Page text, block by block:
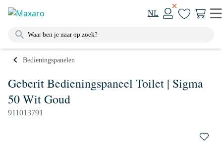
NL
Bedieningspanelen
Geberit Bedieningspaneel Toilet | Sigma
50 Wit Goud
911013791